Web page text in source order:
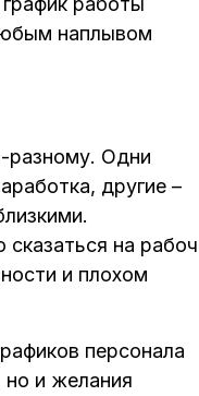
наплывом
разному. Одни
другие –
сказаться на
и плохом
персонала
но и желания